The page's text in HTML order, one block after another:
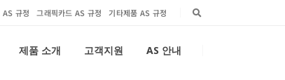
AS 규정 그래픽카드 AS 규정 기타제품 AS 규정
제품 소개 고객지원 AS 안내